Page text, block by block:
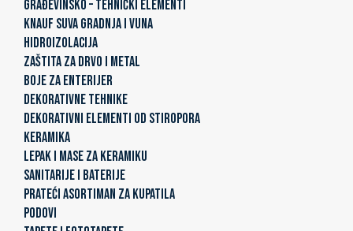
GRAĐEVINSKO – TEHNIČKI ELEMENTI
KNAUF SUVA GRADNJA I VUNA
HIDROIZOLACIJA
ZAŠTITA ZA DRVO I METAL
BOJE ZA ENTERIJER
DEKORATIVNE TEHNIKE
DEKORATIVNI ELEMENTI OD STIROPORA
KERAMIKA
LEPAK I MASE ZA KERAMIKU
SANITARIJE I BATERIJE
PRATEĆI ASORTIMAN ZA KUPATILA
PODOVI